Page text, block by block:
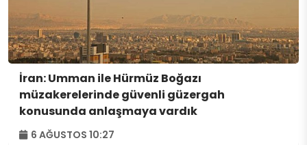
İran: Umman ile Hürmüz Boğazı
müzakerelerinde güvenli güzergah
konusunda anlaşmaya vardık
6 AĞUSTOS 10:27